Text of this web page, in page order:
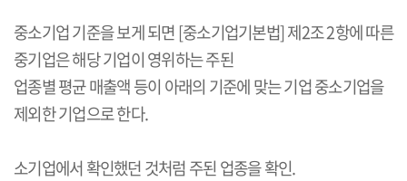
중소기업 기준을 보게 되면 [중소기업기본법] 제2조 2항에 따른
중기업은 해당 기업이 영위하는 주된
업종별 평균 매출액 등이 아래의 기준에 맞는 기업 중소기업을
제외한 기업으로 한다.
소기업에서 확인했던 것처럼 주된 업종을 확인.